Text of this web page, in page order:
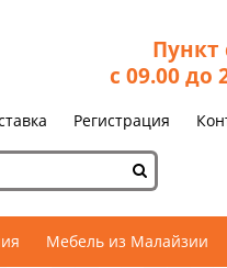
Пункт
с 09.00 до
Регистрация
Мебель из Малайзии